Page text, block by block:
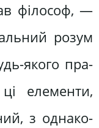
філософ, —
розум
якого пра­
елементи,
з однако­